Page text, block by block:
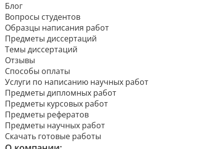
Блог
Вопросы студентов
Образцы написания работ
Предметы диссертаций
Темы диссертаций
Отзывы
Способы оплаты
Услуги по написанию научных работ
Предметы дипломных работ
Предметы курсовых работ
Предметы рефератов
Предметы научных работ
Скачать готовые работы